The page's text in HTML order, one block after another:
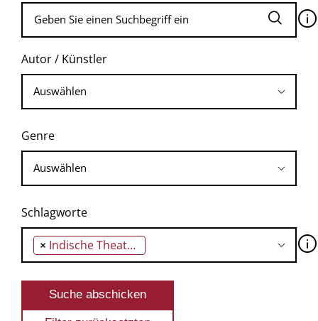
🛈
Autor / Künstler
Genre
Schlagworte
× Indische Theatertradition 🛈